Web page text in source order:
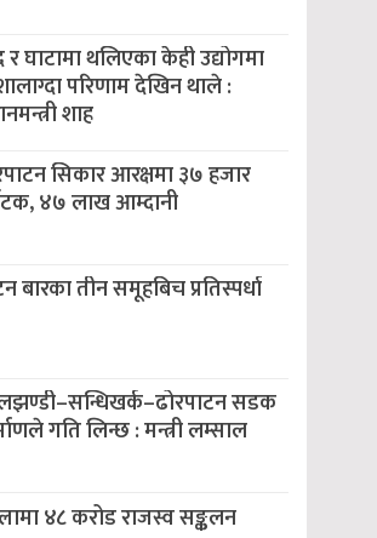
र घाटामा थलिएका केही उद्योगमा
परिणाम देखिन थाले :
शाह
सिकार आरक्षमा ३७ हजार
४७ लाख आम्दानी
बारका तीन समूहबिच प्रतिस्पर्धा
सडक
गति लिन्छ : मन्त्री लम्साल
४८ करोड राजस्व सङ्कलन